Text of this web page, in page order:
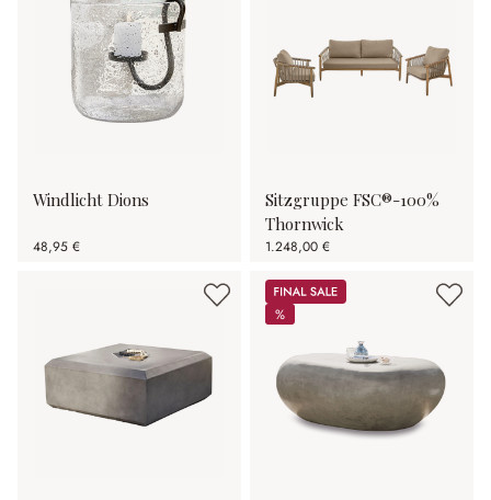
Windlicht Dions
48,95 €
Sitzgruppe FSC®-100%
Thornwick
1.248,00 €
Sale
%
%